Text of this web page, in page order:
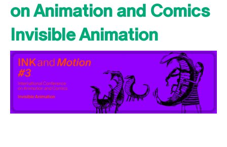
on Animation and Comics
Invisible Animation